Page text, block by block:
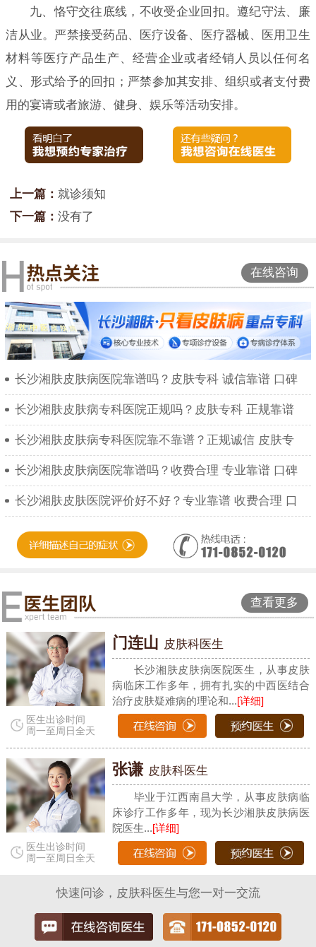
九、恪守交往底线，不收受企业回扣。遵纪守法、廉
洁从业。严禁接受药品、医疗设备、医疗器械、医用卫生
材料等医疗产品生产、经营企业或者经销人员以任何名
义、形式给予的回扣；严禁参加其安排、组织或者支付费
用的宴请或者旅游、健身、娱乐等活动安排。
上一篇： 就诊须知
下一篇： 没有了
在线咨询
长沙湘肤皮肤病医院靠谱吗？皮肤专科 诚信靠谱 口碑
长沙湘肤皮肤病专科医院正规吗？皮肤专科 正规靠谱
长沙湘肤皮肤病专科医院靠不靠谱？正规诚信 皮肤专
长沙湘肤皮肤病医院靠谱吗？收费合理 专业靠谱 口碑
长沙湘肤皮肤医院评价好不好？专业靠谱 收费合理 口
查看更多
医生出诊时间
周一至周日全天
门连山 皮肤科医生
长沙湘肤皮肤病医院医生，从事皮肤
病临床工作多年，拥有扎实的中西医结合
治疗皮肤疑难病的理论和...[详细]
医生出诊时间
周一至周日全天
张谦 皮肤科医生
毕业于江西南昌大学，从事皮肤病临
床诊疗工作多年，现为长沙湘肤皮肤病医
院医生...[详细]
快速问诊，皮肤科医生与您一对一交流